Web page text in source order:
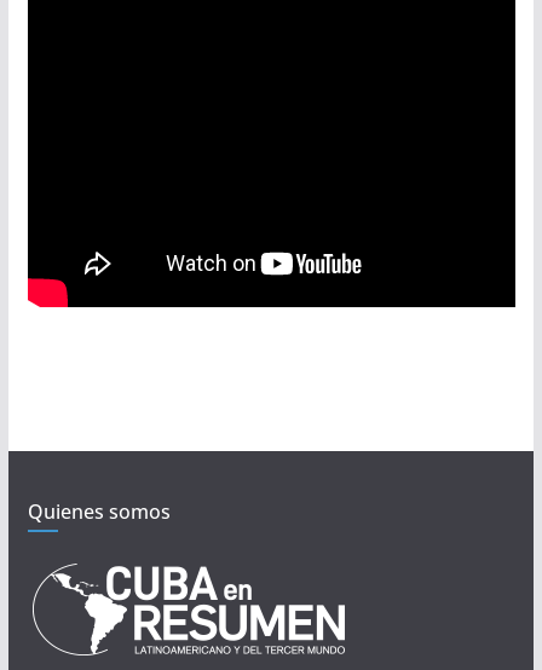
Quienes somos